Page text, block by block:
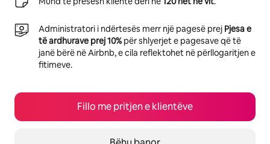
Administratori i ndërtesës merr një pagesë prej Pjesa e
të ardhurave prej 10%për shlyerjet e pagesave që të
janë bërë në Airbnb, e cila reflektohet në përllogaritjen e
fitimeve.
Fillo me pritjen e klientëve